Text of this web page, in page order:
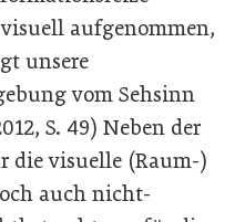
aufgenommen,
unsere
vom Sehsinn
S. 49) Neben der
die visuelle (Raum-)
auch nicht-